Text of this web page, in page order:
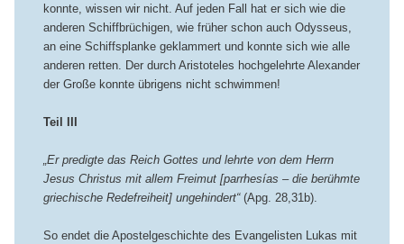
konnte, wissen wir nicht. Auf jeden Fall hat er sich wie die
anderen Schiffbrüchigen, wie früher schon auch Odysseus,
an eine Schiffsplanke geklammert und konnte sich wie alle
anderen retten. Der durch Aristoteles hochgelehrte Alexander
der Große konnte übrigens nicht schwimmen!
Teil III
„Er predigte das Reich Gottes und lehrte von dem Herrn
Jesus Christus mit allem Freimut [parrhesías – die berühmte
griechische Redefreiheit] ungehindert“(Apg. 28,31b).
So endet die Apostelgeschichte des Evangelisten Lukas mit